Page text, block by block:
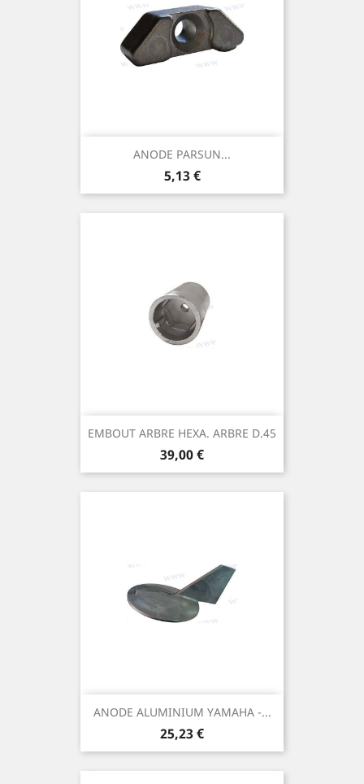
ANODE PARSUN...
Prix
5,13 €
EMBOUT ARBRE HEXA. ARBRE D.45
Prix
39,00 €
ANODE ALUMINIUM YAMAHA -...
Prix
25,23 €